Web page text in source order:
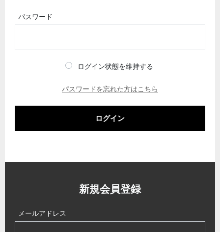
パスワード
ログイン状態を維持する
パスワードを忘れた方はこちら
ログイン
新規会員登録
メールアドレス